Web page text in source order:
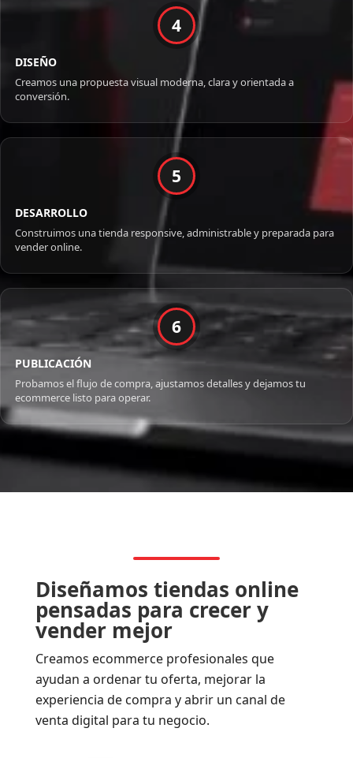
4
DISEÑO
Creamos una propuesta visual moderna, clara y orientada a
conversión.
5
DESARROLLO
Construimos una tienda responsive, administrable y preparada para
vender online.
6
PUBLICACIÓN
Probamos el flujo de compra, ajustamos detalles y dejamos tu
ecommerce listo para operar.
Diseñamos tiendas online
pensadas para crecer y
vender mejor
Creamos ecommerce profesionales que
ayudan a ordenar tu oferta, mejorar la
experiencia de compra y abrir un canal de
venta digital para tu negocio.